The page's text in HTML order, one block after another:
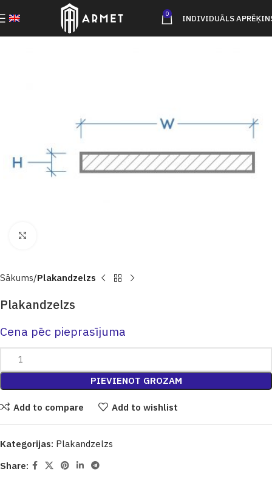
0 INDIVIDUĀLS
Sākums Plakandzelzs
Plakandzelzs
Cena pēc pieprasījuma
PIEVIENOT GROZAM
Add to compare Add to wishlist
Kategorijas: Plakandzelzs
Share: